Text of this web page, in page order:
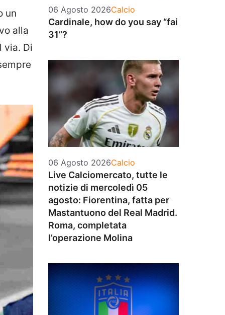
un
alla
via. Di
06 Agosto 2026Categorie
Calcio
Cardinale, how do you say “fai
31”?
06 Agosto 2026Categorie
Calcio
Live Calciomercato, tutte le
notizie di mercoledì 05
agosto: Fiorentina, fatta per
Mastantuono del Real Madrid.
Roma, completata
l’operazione Molina